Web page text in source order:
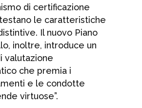
di certificazione
le caratteristiche
Il nuovo Piano
inoltre, introduce un
valutazione
che premia i
e le condotte
virtuose”.